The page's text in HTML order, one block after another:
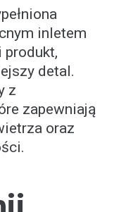
inletem
produkt,
detal.
z
zapewniają
oraz